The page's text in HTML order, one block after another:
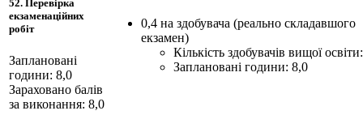
52. Перевірка
екзаменаційних
робіт
Заплановані
години: 8,0
Зараховано балів
за виконання: 8,0
0,4 на здобувача (реально складавшого
екзамен)
Кількість здобувачів вищої
Заплановані години: 8,0